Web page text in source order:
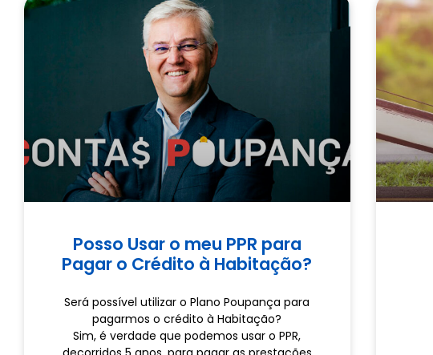
Posso Usar o meu PPR para
Pagar o Crédito à Habitação?
Será possível utilizar o Plano Poupança para
pagarmos o crédito à Habitação?
Sim, é verdade que podemos usar o PPR,